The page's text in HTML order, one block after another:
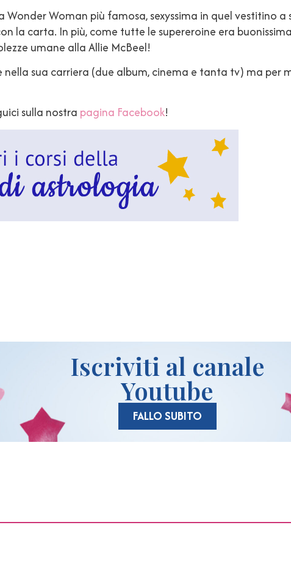
Woman più famosa, sexyssima in quel vestitino
la carta. In più, come tutte le supereroine era
umane alla Allie McBeel!
sua carriera (due album, cinema e tanta tv) ma per
sulla nostra pagina Facebook!
Iscriviti al canale
Youtube
FALLO SUBITO